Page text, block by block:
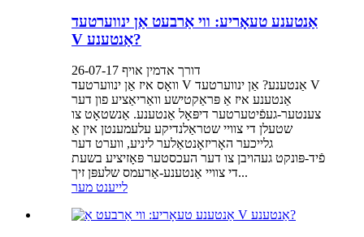
אַנטענע טעאָריע: ווי אַרבעט אַן ינווערטעד
V אַנטענע?
דורך אדמין אויף 26-07-17
וואָס איז אַן ינווערטעד V אַנטענע? אַן ינווערטעד V
אַנטענע איז אַ פּראַקטישע וואַריאַציע פון ​​דער
צענטער-געפֿיטערטער דיפּאָל אַנטענע. אַנשטאָט צו
שטעלן די צוויי שטראַלנדיקע עלעמענטן אין אַ
גלייכער האָריזאָנטאַלער ליניע, ווערט דער
פֿיד-פּונקט געהויבן צו דער העכסטער פּאָזיציע בשעת
די צוויי אַנטענע-אַרעמס שלעפּן זיך...
לייענט מער